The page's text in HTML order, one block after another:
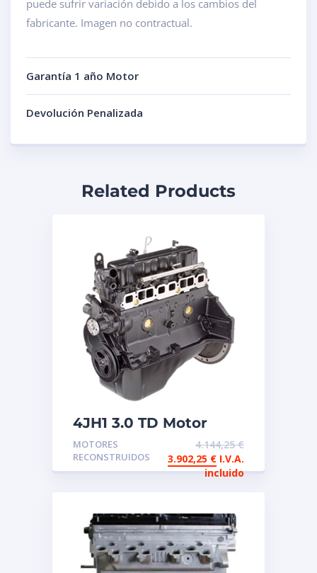
puede sufrir variación debido a los cambios del
fabricante. Imagen no contractual.
Garantía 1 año Motor
Devolución Penalizada
Related Products
4JH1 3.0 TD Motor
reconstruido de
intercambio Isuzu
MOTORES
RECONSTRUIDOS
4.144,25€
3.902,25 € I.V.A.
incluido